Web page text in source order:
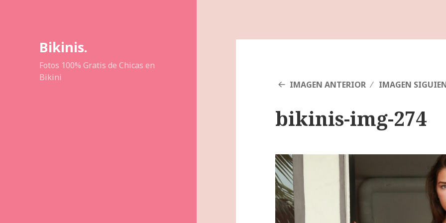
Bikinis.
Fotos 100% Gratis de Chicas en
Bikini
IMAGEN ANTERIOR IMAGEN
bikinis-img-274